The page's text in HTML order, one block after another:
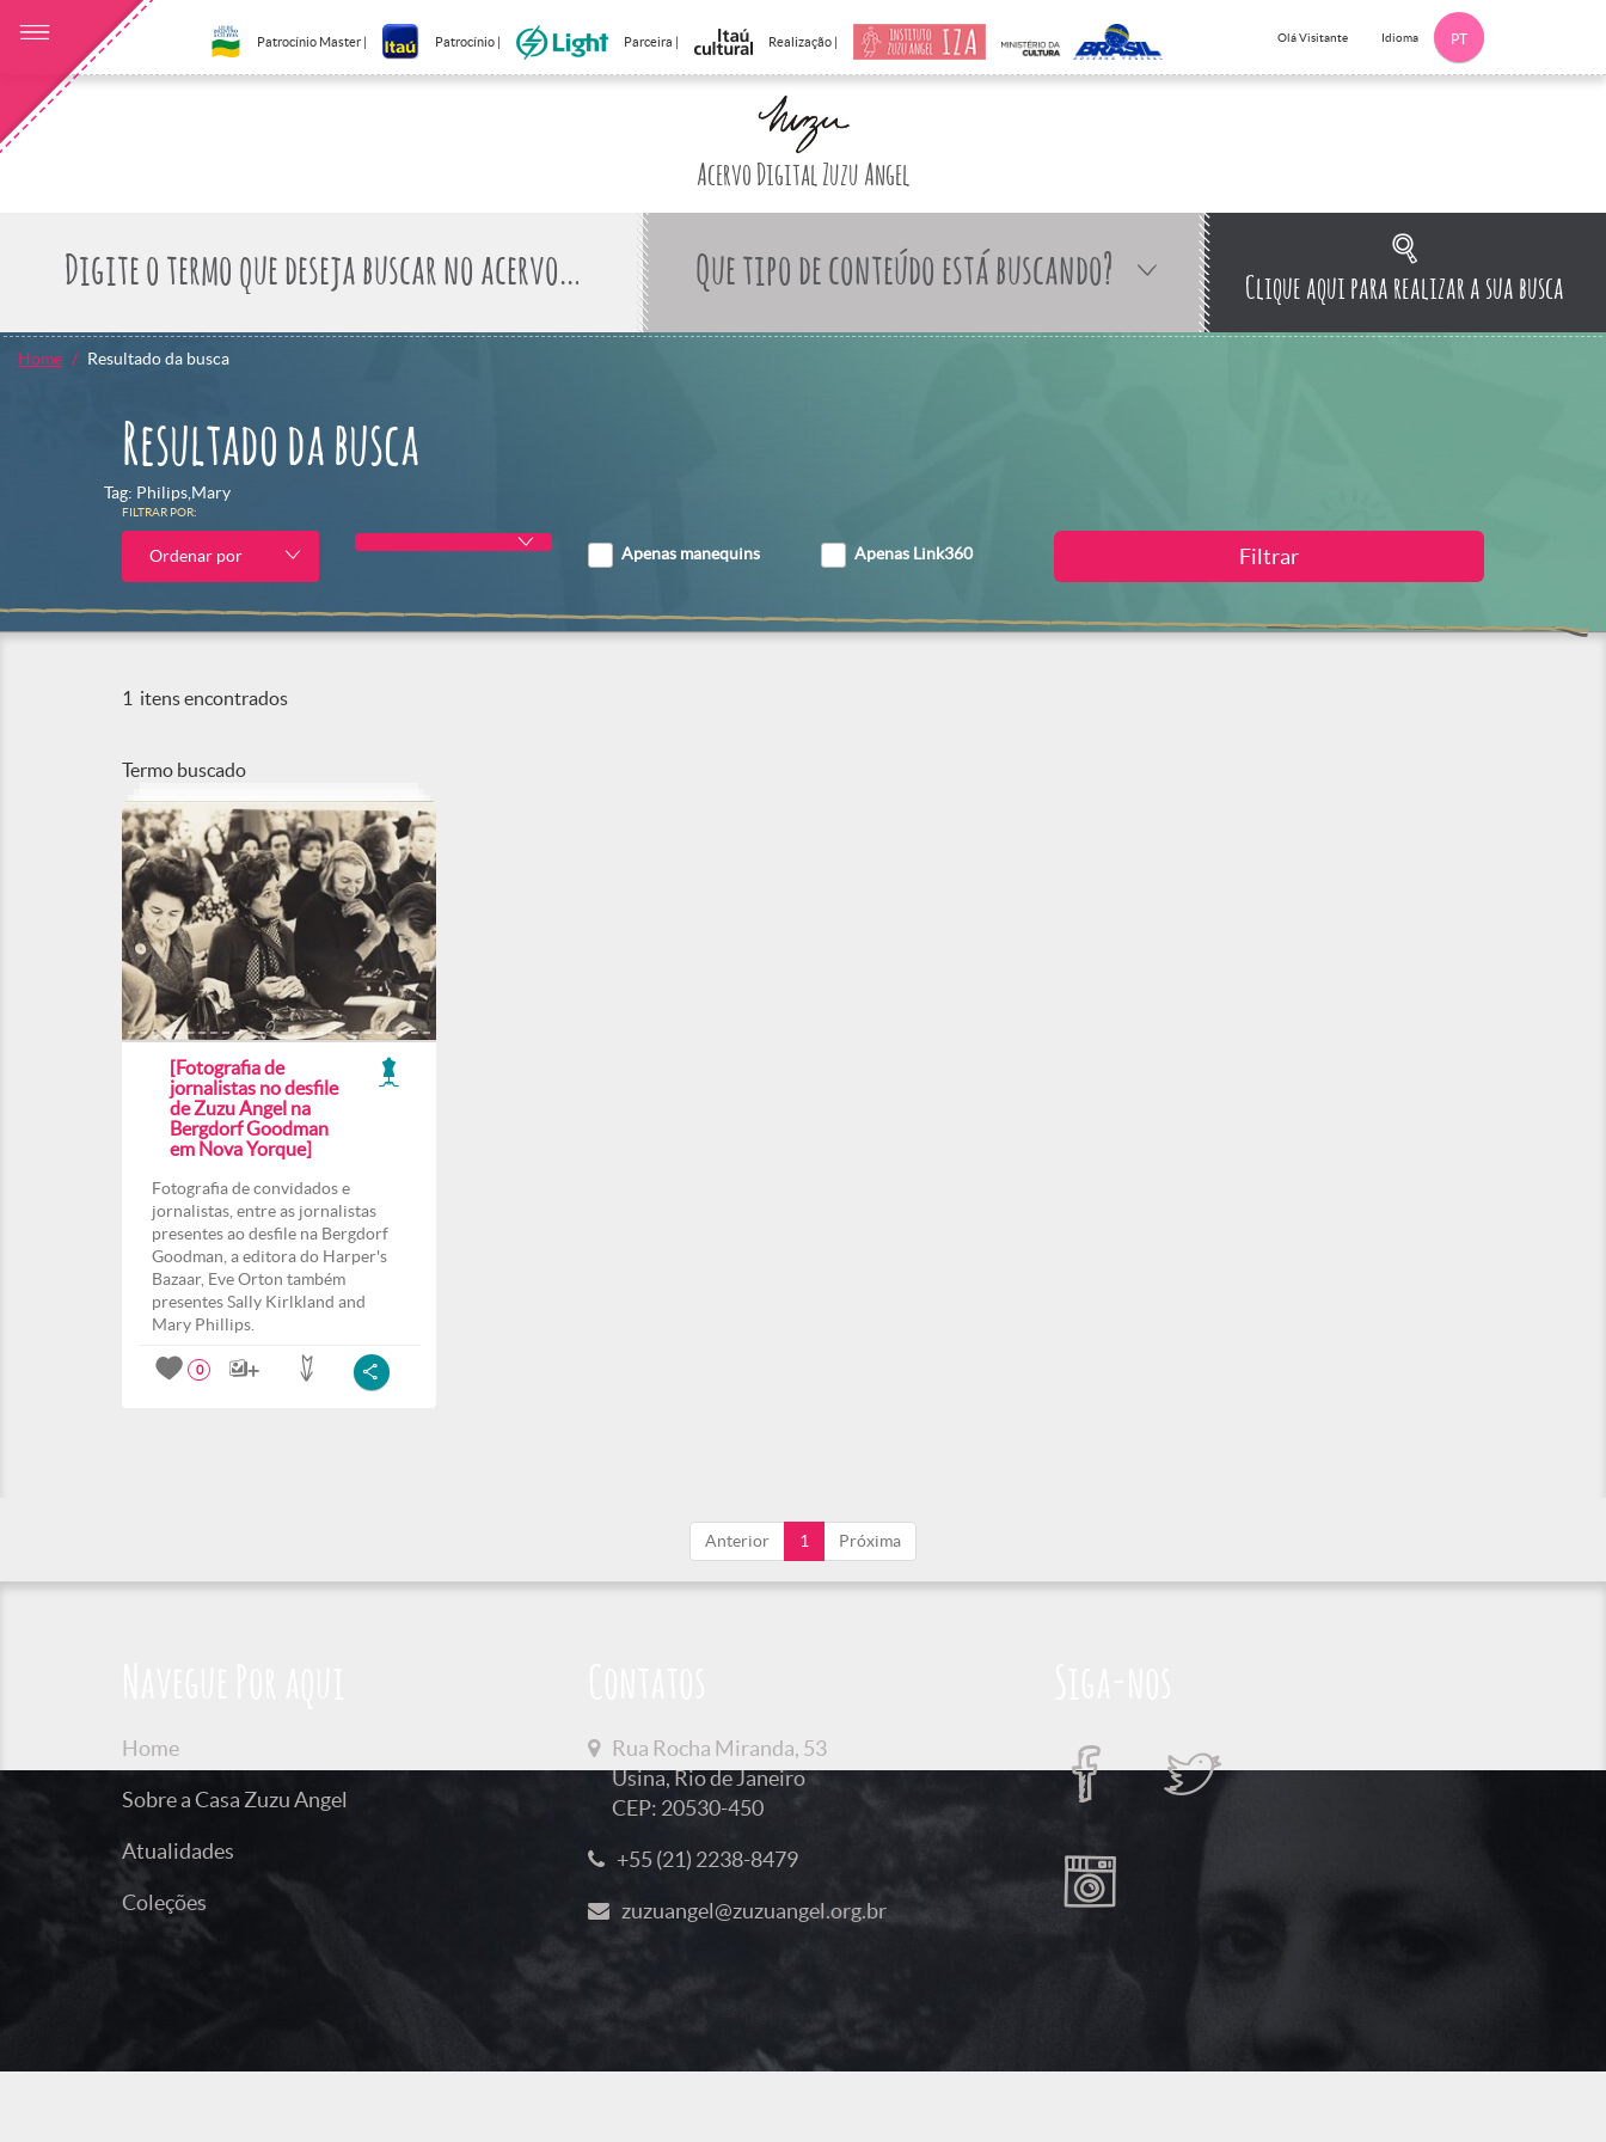
Patrocínio Master | Patrocínio | Parceira | Realização | Olá Visitante Idioma PT
Acervo Digital Zuzu Angel
Que tipo de conteúdo está buscando? Clique aqui para realizar a sua busca
Home Resultado da busca
Resultado da busca
Tag: Philips,Mary
FILTRAR POR:
Ordenar por Apenas manequins Apenas Link360
1 itens encontrados
Termo buscado
[Fotografia de
jornalistas no desfile
de Zuzu Angel na
Bergdorf Goodman
em Nova Yorque]
Fotografia de convidados e
jornalistas, entre as jornalistas
presentes ao desfile na Bergdorf
Goodman, a editora do Harper's
Bazaar, Eve Orton também
presentes Sally Kirlkland and
Mary Phillips.
0
Anterior 1 Próxima
Home
Sobre a Casa Zuzu Angel
Atualidades
Coleções
Rua Rocha Miranda, 53
Usina, Rio de Janeiro
CEP: 20530-450
+55 (21) 2238-8479
zuzuangel@zuzuangel.org.br